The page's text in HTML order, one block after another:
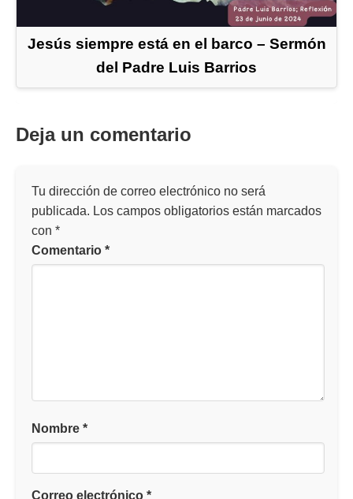
Jesús siempre está en el barco – Sermón
del Padre Luis Barrios
Deja un comentario
Tu dirección de correo electrónico no será
publicada. Los campos obligatorios están marcados
con *
Comentario *
Nombre *
Correo electrónico *